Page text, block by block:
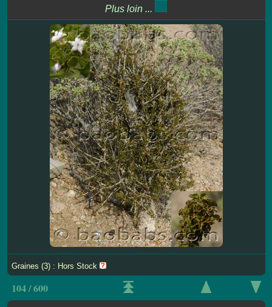
Plus loin ...
Graines (3) : Hors Stock
104 / 600